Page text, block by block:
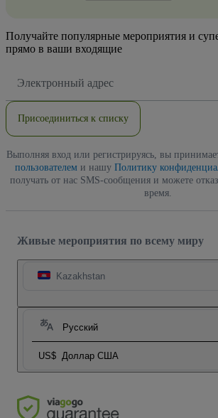
Получайте популярные мероприятия и
прямо в ваши входящие
электронной
Присоединиться к списку
Выполняя вход или регистрируясь, вы
пользователеми нашу Политику
получать от нас SMS-сообщения и можете
время.
Живые мероприятия по всему миру
Kazakhstan
Русский
US$ Доллар США